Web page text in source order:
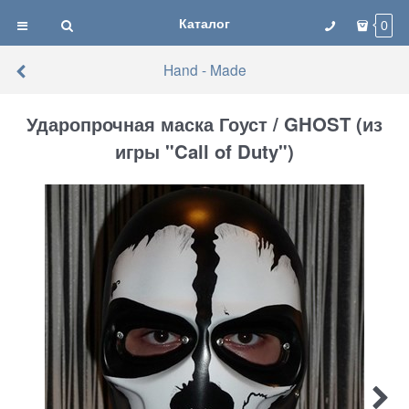
Каталог 0
Hand - Made
Ударопрочная маска Гоуст / GHOST (из
игры "Call of Duty")